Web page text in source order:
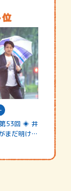
53回 ◈ 井
まだ明けな